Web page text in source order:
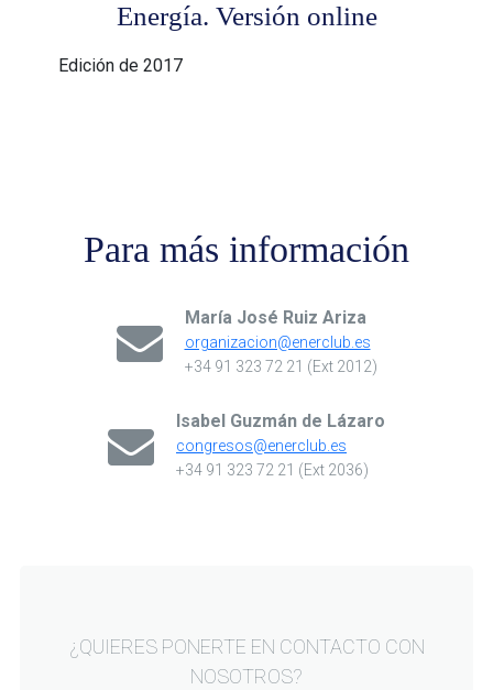
Energía. Versión online
Edición de 2017
Para más información
María José Ruiz Ariza
organizacion@enerclub.es
+34 91 323 72 21 (Ext 2012)
Isabel Guzmán de Lázaro
congresos@enerclub.es
+34 91 323 72 21 (Ext 2036)
¿QUIERES PONERTE EN CONTACTO CON
NOSOTROS?